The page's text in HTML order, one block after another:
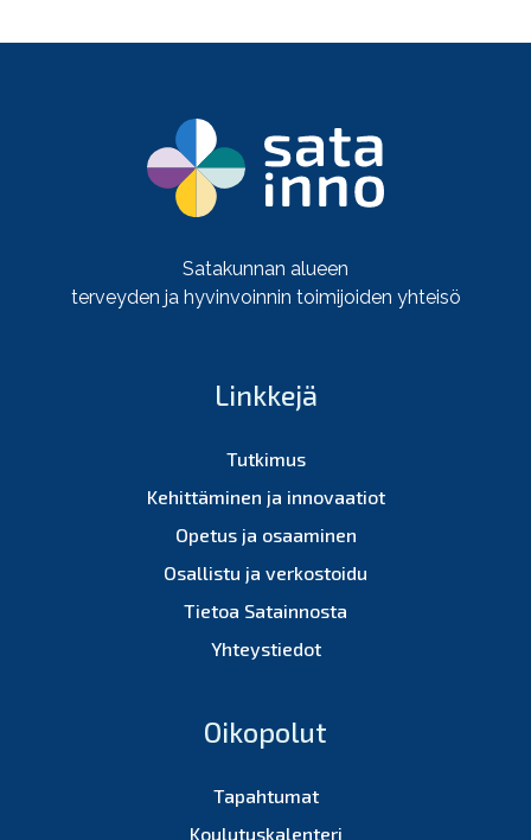
Satakunnan alueen
terveyden ja hyvinvoinnin toimijoiden yhteisö
Linkkejä
Tutkimus
Kehittäminen ja innovaatiot
Opetus ja osaaminen
Osallistu ja verkostoidu
Tietoa Satainnosta
Yhteystiedot
Oikopolut
Tapahtumat
Koulutuskalenteri